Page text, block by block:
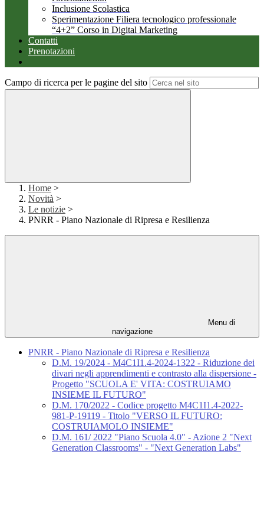
Inclusione Scolastica
Sperimentazione Filiera tecnologico professionale
“4+2” Corso in Digital Marketing
Contatti
Prenotazioni
Campo di ricerca per le pagine del sito
Home >
Novità >
Le notizie >
PNRR - Piano Nazionale di Ripresa e Resilienza
Menu di
navigazione
PNRR - Piano Nazionale di Ripresa e Resilienza
D.M. 19/2024 - M4C1I1.4-2024-1322 - Riduzione dei
divari negli apprendimenti e contrasto alla dispersione -
Progetto "SCUOLA E' VITA: COSTRUIAMO
INSIEME IL FUTURO"
D.M. 170/2022 - Codice progetto M4C1I1.4-2022-
981-P-19119 - Titolo "VERSO IL FUTURO:
COSTRUIAMOLO INSIEME"
D.M. 161/ 2022 "Piano Scuola 4.0" - Azione 2 "Next
Generation Classrooms" - "Next Generation Labs"